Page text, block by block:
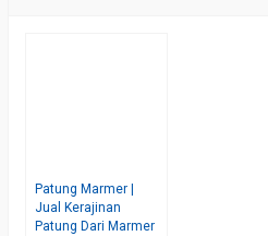
Patung Marmer |
Jual Kerajinan
Patung Dari Marmer